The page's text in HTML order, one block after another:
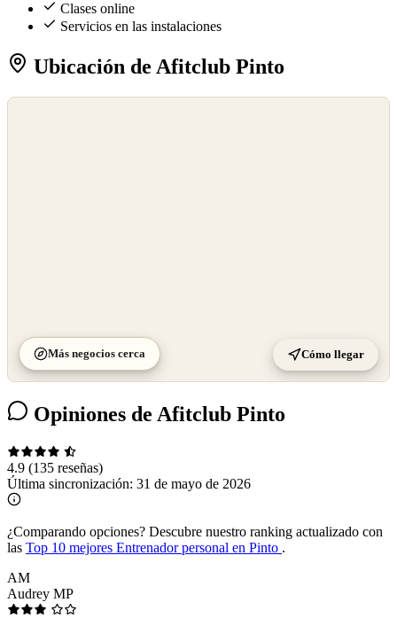
Clases online
Servicios en las instalaciones
Ubicación de Afitclub Pinto
Más negocios cerca Cómo llegar
Opiniones de Afitclub Pinto
4.9 (135 reseñas)
Última sincronización: 31 de mayo de 2026
¿Comparando opciones? Descubre nuestro ranking actualizado con
las Top 10 mejores Entrenador personal en Pinto .
AM
Audrey MP